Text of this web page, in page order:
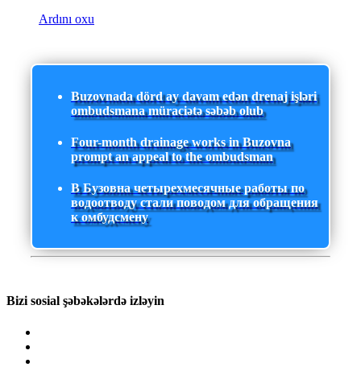
Ardını oxu
Buzovnada dörd ay davam edən drenaj işləri
ombudsmana müraciətə səbəb olub
Four-month drainage works in Buzovna
prompt an appeal to the ombudsman
В Бузовна четырехмесячные работы по
водоотводу стали поводом для обращения
к омбудсмену
Bizi sosial şəbəkələrdə izləyin